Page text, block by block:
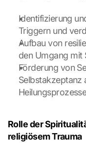
Identifizierung
Triggern und
Aufbau von
den Umgang mit
Förderung von
Selbstakzeptanz
Rolle der
religiösem Trauma
l
e
t
r
a
n
m
t
e